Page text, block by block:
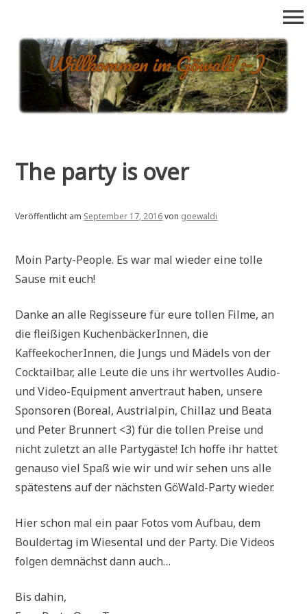
springen
goewald.de
Alles rund ums Draussenklettern im Göttinger Wald: Bouldern,
Seilklettern, Neuerschließungen, Boulder-Datenbank, etc….
menu
The party is over
Veröffentlicht am September 17, 2016von goewaldi
Moin Party-People. Es war mal wieder eine tolle
Sause mit euch!
Danke an alle Regisseure für eure tollen Filme, an
die fleißigen KuchenbäckerInnen, die
KaffeekocherInnen, die Jungs und Mädels von der
Cocktailbar, alle Leute die uns ihr wertvolles Audio-
und Video-Equipment anvertraut haben, unsere
Sponsoren (Boreal, Austrialpin, Chillaz und Beata
und Peter Brunnert <3) für die tollen Preise und
nicht zuletzt an alle Partygäste! Ich hoffe ihr hattet
genauso viel Spaß wie wir und wir sehen uns alle
spätestens auf der nächsten GöWald-Party wieder.
Hier schon mal ein paar Fotos vom Aufbau, dem
Bouldertag im Wiesental und der Party. Die Videos
folgen demnächst dann auch…
Bis dahin,